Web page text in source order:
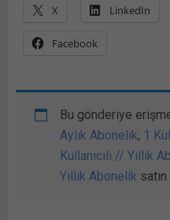
X LinkedIn
Facebook
Bu gönderiye
Aylık Abonelik, 1
Kullanıcılı // Yıllık
Yıllık Abonelik